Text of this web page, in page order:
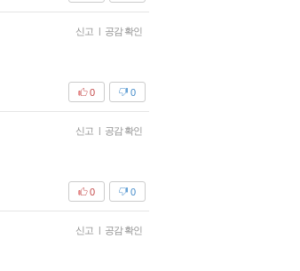
신고 | 공감 확인
0
0
신고 | 공감 확인
0
0
신고 | 공감 확인